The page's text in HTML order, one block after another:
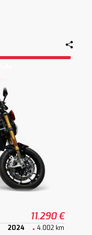
11.290 €
2024 4.002 km